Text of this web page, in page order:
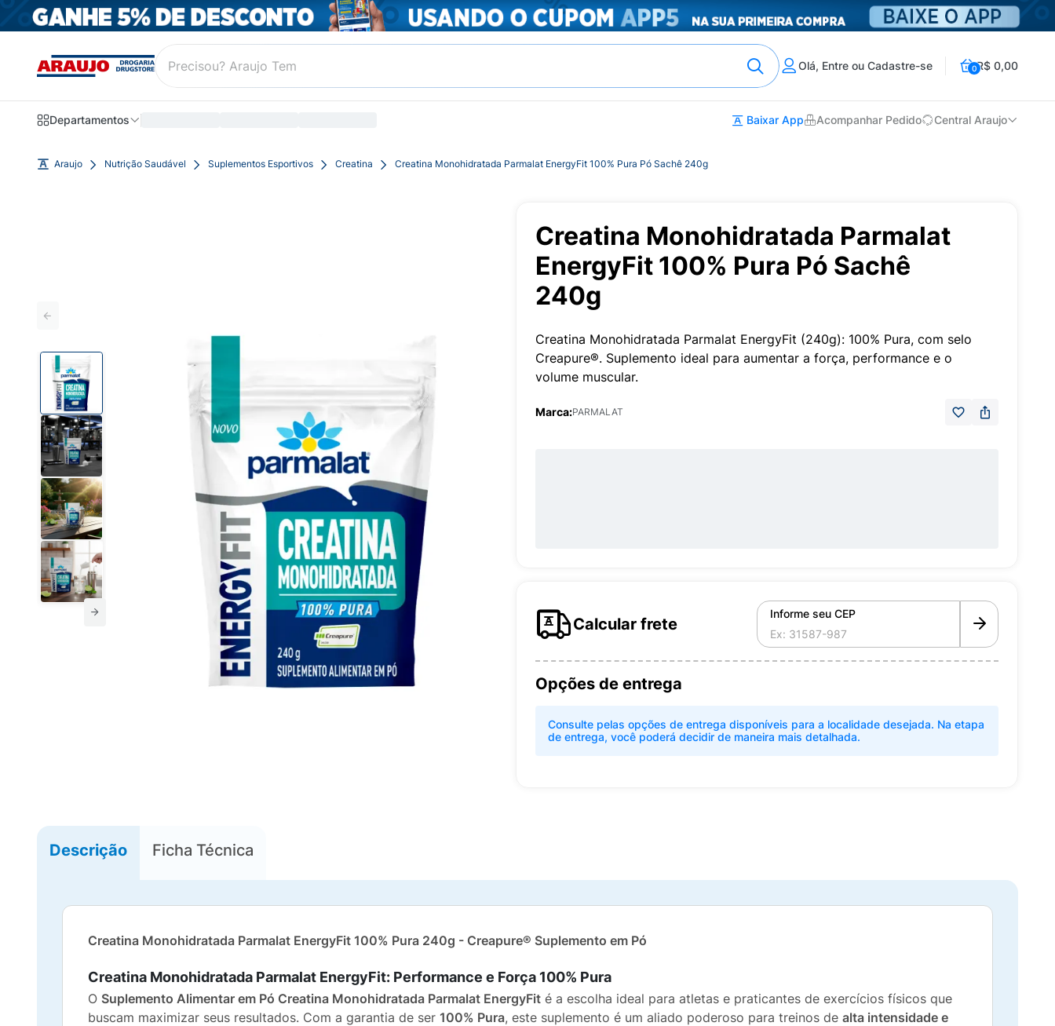
Olá, Entre ou Cadastre-se 0R$ 0,00
Departamentos Baixar App Acompanhar Pedido Central Araujo
Araujo Nutrição Saudável Suplementos Esportivos Creatina Creatina Monohidratada Parmalat EnergyFit 100% Pura Pó Sachê 240g
Creatina Monohidratada Parmalat
EnergyFit 100% Pura Pó Sachê
240g
Creatina Monohidratada Parmalat EnergyFit (240g): 100% Pura, com selo
Creapure®. Suplemento ideal para aumentar a força, performance e o
volume muscular.
Marca:PARMALAT
Calcular frete
Informe seu CEP
Opções de entrega
Consulte pelas opções de entrega disponíveis para a localidade desejada. Na etapa
de entrega, você poderá decidir de maneira mais detalhada.
Descrição Ficha Técnica
Creatina Monohidratada Parmalat EnergyFit 100% Pura 240g - Creapure® Suplemento em Pó
Creatina Monohidratada Parmalat EnergyFit: Performance e Força 100% Pura
O Suplemento Alimentar em Pó Creatina Monohidratada Parmalat EnergyFit é a escolha ideal para atletas e praticantes de exercícios físicos que
buscam maximizar seus resultados. Com a garantia de ser 100% Pura, este suplemento é um aliado poderoso para treinos de alta intensidade e